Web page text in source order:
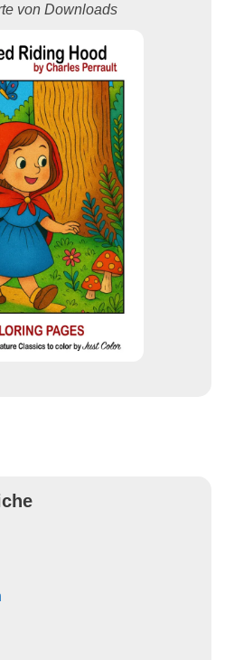
von Downloads